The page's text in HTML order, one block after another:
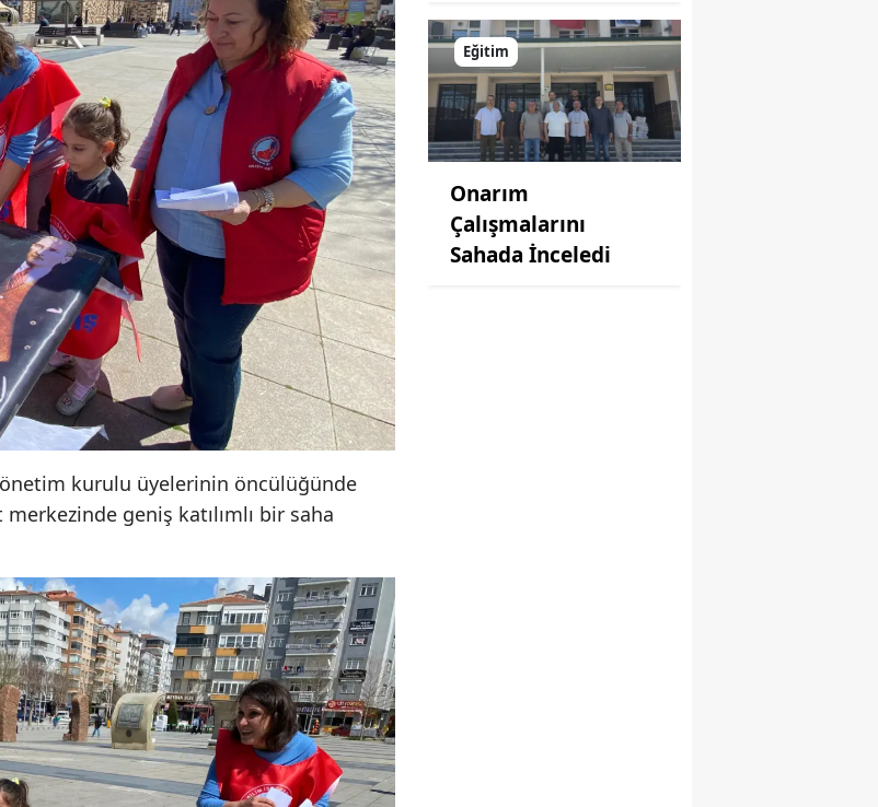
Isparta
Mersin
İstanbul
İzmir
Kars
Kastamonu
Kayseri
Kırklareli
Kırşehir
Kocaeli
Konya
Kütahya
Manisa
Kahramanmaraş
Mardin
Muğla
Muş
kurulu üyelerinin öncülüğünde
geniş katılımlı bir saha
Eğitim
Onarım
Çalışmalarını
Sahada İnceledi